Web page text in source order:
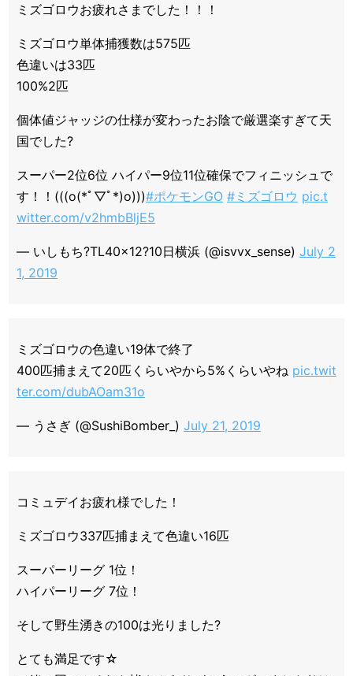
ミズゴロウお疲れさまでした！！！
ミズゴロウ単体捕獲数は575匹
色違いは33匹
100%2匹
個体値ジャッジの仕様が変わったお陰で厳選楽すぎて天
国でした?
スーパー2位6位 ハイパー9位11位確保でフィニッシュで
す！！(((o(*ﾟ▽ﾟ*)o)))#ポケモンGO #ミズゴロウ pic.t
witter.com/v2hmbBljE5
— いしもち?TL40×12?10日横浜 (@isvvx_sense) July 2
1, 2019
ミズゴロウの色違い19体で終了
400匹捕まえて20匹くらいやから5%くらいやね pic.twit
ter.com/dubAOam31o
— うさぎ (@SushiBomber_) July 21, 2019
コミュデイお疲れ様でした！
ミズゴロウ337匹捕まえて色違い16匹
スーパーリーグ 1位！
ハイパーリーグ 7位！
そして野生湧きの100は光りました?
とても満足です☆